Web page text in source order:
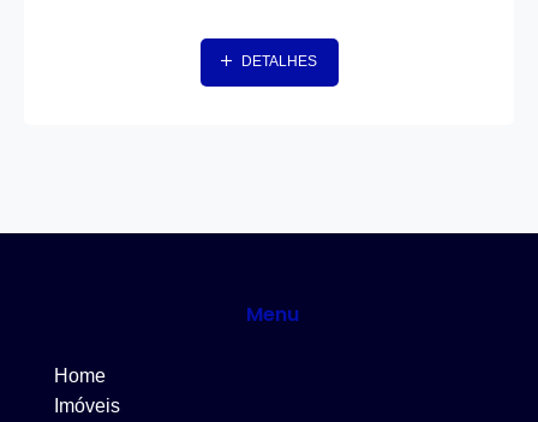
DETALHES
Menu
Home
Imóveis